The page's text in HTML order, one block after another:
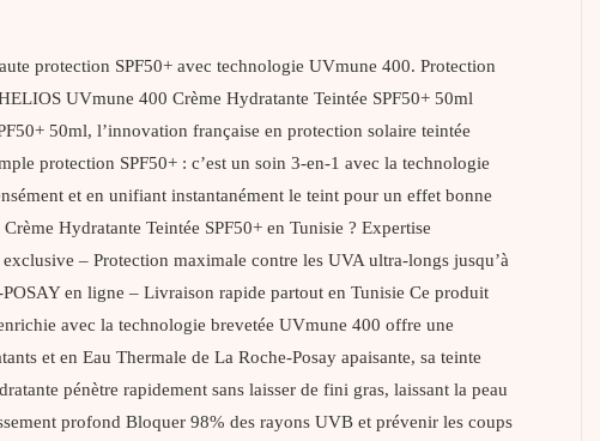
protection SPF50+ avec technologie UVmune 400. Protection
UVmune 400 Crème Hydratante Teintée SPF50+ 50ml
50ml, l’innovation française en protection solaire teintée
protection SPF50+ : c’est un soin 3-en-1 avec la technologie
et en unifiant instantanément le teint pour un effet bonne
Hydratante Teintée SPF50+ en Tunisie ? Expertise
– Protection maximale contre les UVA ultra-longs jusqu’à
en ligne – Livraison rapide partout en Tunisie Ce produit
avec la technologie brevetée UVmune 400 offre une
et en Eau Thermale de La Roche-Posay apaisante, sa teinte
pénètre rapidement sans laisser de fini gras, laissant la peau
profond Bloquer 98% des rayons UVB et prévenir les coups